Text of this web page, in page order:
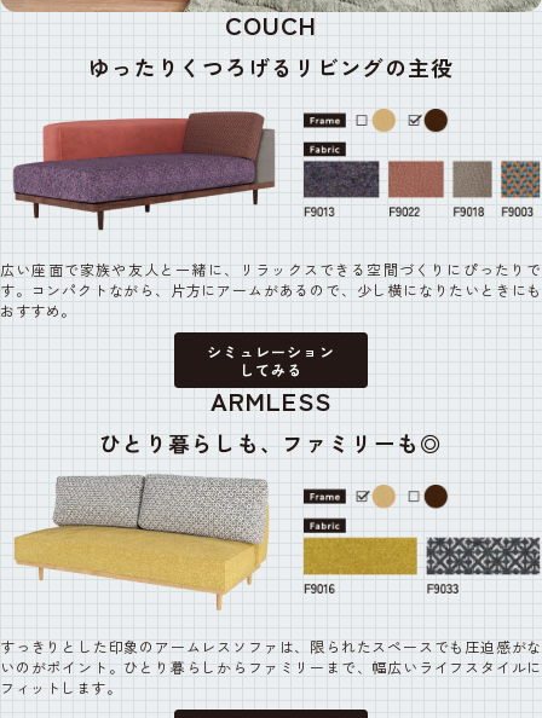
COUCH
ゆったりくつろげる リビングの主役
広い座面で家族や友人と一緒に、リラックスできる空間づくりにぴったりで
す。コンパクトながら、片方にアームがあるので、少し横になりたいときにも
おすすめ。
シミュレーション
してみる
ARMLESS
ひとり暮らしも、 ファミリーも◎
すっきりとした印象のアームレスソファは、限られたスペースでも圧迫感がな
いのがポイント。ひとり暮らしからファミリーまで、幅広いライフスタイルに
フィットします。